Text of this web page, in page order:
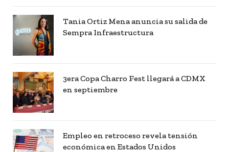
Tania Ortiz Mena anuncia su salida de
Sempra Infraestructura
3era Copa Charro Fest llegará a CDMX
en septiembre
Empleo en retroceso revela tensión
económica en Estados Unidos